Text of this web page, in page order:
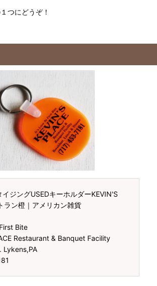
つにどうぞ！
イジングUSEDキーホルダーKEVIN'S
ラン橙｜アメリカン雑貨
Bite
Restaurant & Banquet Facility
Lykens,PA